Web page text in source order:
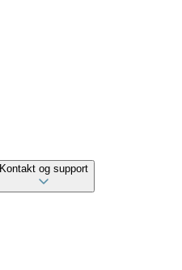
Kontakt og support